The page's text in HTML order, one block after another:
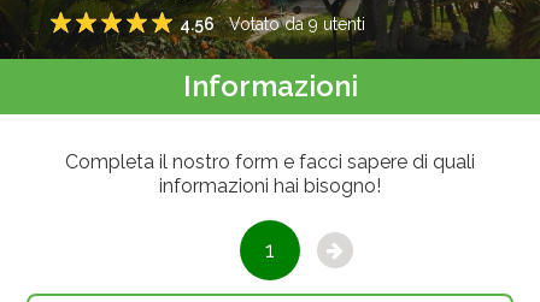
5
4
3
2
1
4.56Votato da9 utenti
Informazioni
Completa il nostro form e facci sapere di quali
informazioni hai bisogno!
1